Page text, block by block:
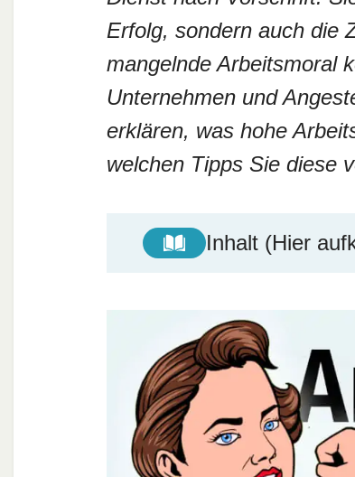
Erfolg, sondern auch die
mangelnde Arbeitsmoral
Unternehmen und
erklären, was hohe
welchen Tipps Sie diese
Inhalt (Hier